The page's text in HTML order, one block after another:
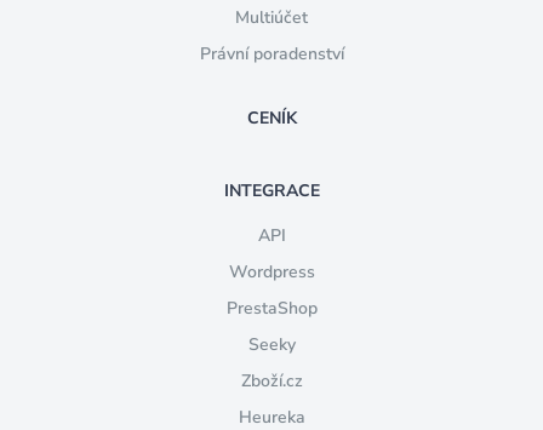
Multiúčet
Právní poradenství
CENÍK
INTEGRACE
API
Wordpress
PrestaShop
Seeky
Zboží.cz
Heureka